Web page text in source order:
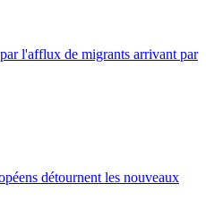
l'afflux de migrants arrivant par
détournent les nouveaux